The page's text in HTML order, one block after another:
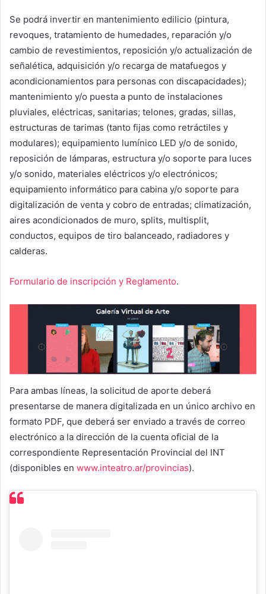
Se podrá invertir en mantenimiento edilicio (pintura,
revoques, tratamiento de humedades, reparación y/o
cambio de revestimientos, reposición y/o actualización de
señalética, adquisición y/o recarga de matafuegos y
acondicionamientos para personas con discapacidades);
mantenimiento y/o puesta a punto de instalaciones
pluviales, eléctricas, sanitarias; telones, gradas, sillas,
estructuras de tarimas (tanto fijas como retráctiles y
modulares); equipamiento lumínico LED y/o de sonido,
reposición de lámparas, estructura y/o soporte para luces
y/o sonido, materiales eléctricos y/o electrónicos;
equipamiento informático para cabina y/o soporte para
digitalización de venta y cobro de entradas; climatización,
aires acondicionados de muro, splits, multisplit,
conductos, equipos de tiro balanceado, radiadores y
calderas.
Formulario de inscripción y Reglamento.
Para ambas líneas, la solicitud de aporte deberá
presentarse de manera digitalizada en un único archivo en
formato PDF, que deberá ser enviado a través de correo
electrónico a la dirección de la cuenta oficial de la
correspondiente Representación Provincial del INT
(disponibles en www.inteatro.ar/provincias).